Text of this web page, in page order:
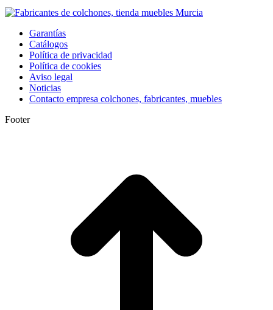
Garantías
Catálogos
Política de privacidad
Política de cookies
Aviso legal
Noticias
Contacto empresa colchones, fabricantes, muebles
Footer